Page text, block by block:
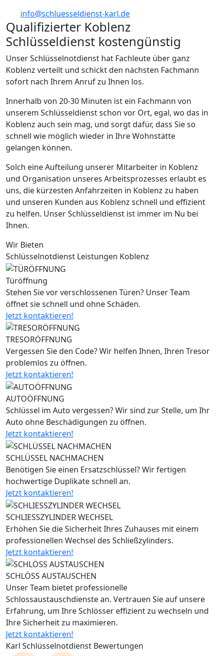
info@schluesseldienst-karl.de
Qualifizierter Koblenz
Schlüsseldienst kostengünstig
Unser Schlüsselnotdienst hat Fachleute über ganz
Koblenz verteilt und schickt den nächsten Fachmann
sofort nach Ihrem Anruf zu Ihnen los.
Innerhalb von 20-30 Minuten ist ein Fachmann von
unserem Schlüsseldienst schon vor Ort, egal, wo das in
Koblenz auch sein mag, und sorgt dafür, dass Sie so
schnell wie möglich wieder in Ihre Wohnstätte
gelangen können.
Solch eine Aufteilung unserer Mitarbeiter in Koblenz
und Organisation unseres Arbeitsprozesses erlaubt es
uns, die kürzesten Anfahrzeiten in Koblenz zu haben
und unseren Kunden aus Koblenz schnell und effizient
zu helfen. Unser Schlüsseldienst ist immer im Nu bei
Ihnen.
Wir Bieten
Schlüsselnotdienst Leistungen Koblenz
Türöffnung
Stehen Sie vor verschlossenen Türen? Unser Team
öffnet sie schnell und ohne Schäden.
Jetzt kontaktieren!
TRESORÖFFNUNG
Vergessen Sie den Code? Wir helfen Ihnen, Ihren Tresor
problemlos zu öffnen.
Jetzt kontaktieren!
AUTOÖFFNUNG
Schlüssel im Auto vergessen? Wir sind zur Stelle, um Ihr
Auto ohne Beschädigungen zu öffnen.
Jetzt kontaktieren!
SCHLÜSSEL NACHMACHEN
Benötigen Sie einen Ersatzschlüssel? Wir fertigen
hochwertige Duplikate schnell an.
Jetzt kontaktieren!
SCHLIESSZYLINDER WECHSEL
Erhöhen Sie die Sicherheit Ihres Zuhauses mit einem
professionellen Wechsel des Schließzylinders.
Jetzt kontaktieren!
SCHLÖSS AUSTAUSCHEN
Unser Team bietet professionelle
Schlossaustauschdienste an. Vertrauen Sie auf unsere
Erfahrung, um Ihre Schlösser effizient zu wechseln und
Ihre Sicherheit zu maximieren.
Jetzt kontaktieren!
Karl Schlüsselnotdienst Bewertungen